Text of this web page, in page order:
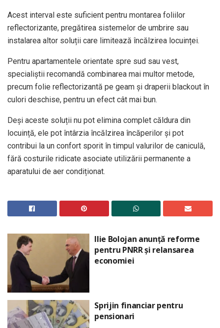
Acest interval este suficient pentru montarea foliilor
reflectorizante, pregătirea sistemelor de umbrire sau
instalarea altor soluții care limitează încălzirea locuinței.
Pentru apartamentele orientate spre sud sau vest,
specialiștii recomandă combinarea mai multor metode,
precum folie reflectorizantă pe geam și draperii blackout în
culori deschise, pentru un efect cât mai bun.
Deși aceste soluții nu pot elimina complet căldura din
locuință, ele pot întârzia încălzirea încăperilor și pot
contribui la un confort sporit în timpul valurilor de caniculă,
fără costurile ridicate asociate utilizării permanente a
aparatului de aer condiționat.
Ilie Bolojan anunță reforme
pentru PNRR și relansarea
economiei
Sprijin financiar pentru
pensionari